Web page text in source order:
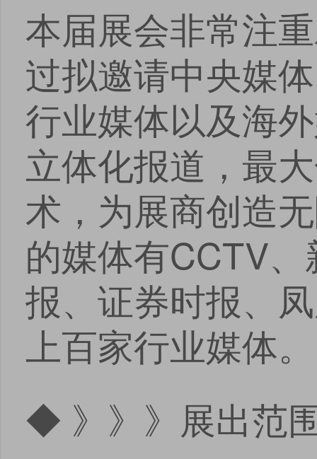
本届展会非常注
过拟邀请中央媒
行业媒体以及海
立体化报道，最
术，为展商创造
的媒体有CCTV
报、证券时报、
上百家行业媒体。
◆ 》》》展出范